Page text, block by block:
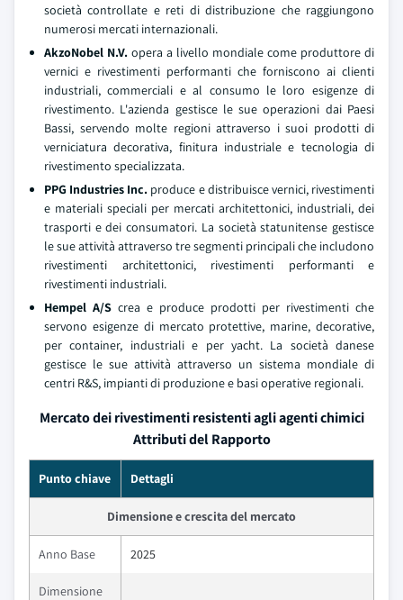
società controllate e reti di distribuzione che raggiungono
numerosi mercati internazionali.
AkzoNobel N.V. opera a livello mondiale come produttore di
vernici e rivestimenti performanti che forniscono ai clienti
industriali, commerciali e al consumo le loro esigenze di
rivestimento. L'azienda gestisce le sue operazioni dai Paesi
Bassi, servendo molte regioni attraverso i suoi prodotti di
verniciatura decorativa, finitura industriale e tecnologia di
rivestimento specializzata.
PPG Industries Inc. produce e distribuisce vernici, rivestimenti
e materiali speciali per mercati architettonici, industriali, dei
trasporti e dei consumatori. La società statunitense gestisce
le sue attività attraverso tre segmenti principali che includono
rivestimenti architettonici, rivestimenti performanti e
rivestimenti industriali.
Hempel A/S crea e produce prodotti per rivestimenti che
servono esigenze di mercato protettive, marine, decorative,
per container, industriali e per yacht. La società danese
gestisce le sue attività attraverso un sistema mondiale di
centri R&S, impianti di produzione e basi operative regionali.
Mercato dei rivestimenti resistenti agli agenti chimici
Attributi del Rapporto
Punto chiave Dettagli
Dimensione e crescita del mercato
Anno Base 2025
Dimensione